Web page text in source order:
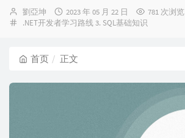
博
主：
劉亞坤
发
布
2023 年 05 月 22 日 781 次浏览
分
.NET开发者学习路线3. SQL基础知识
首页 正文